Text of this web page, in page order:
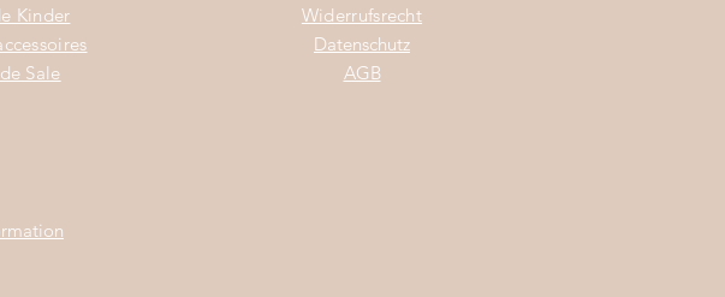
Kinder
Sale
Widerrufsrecht
Datenschutz
AGB